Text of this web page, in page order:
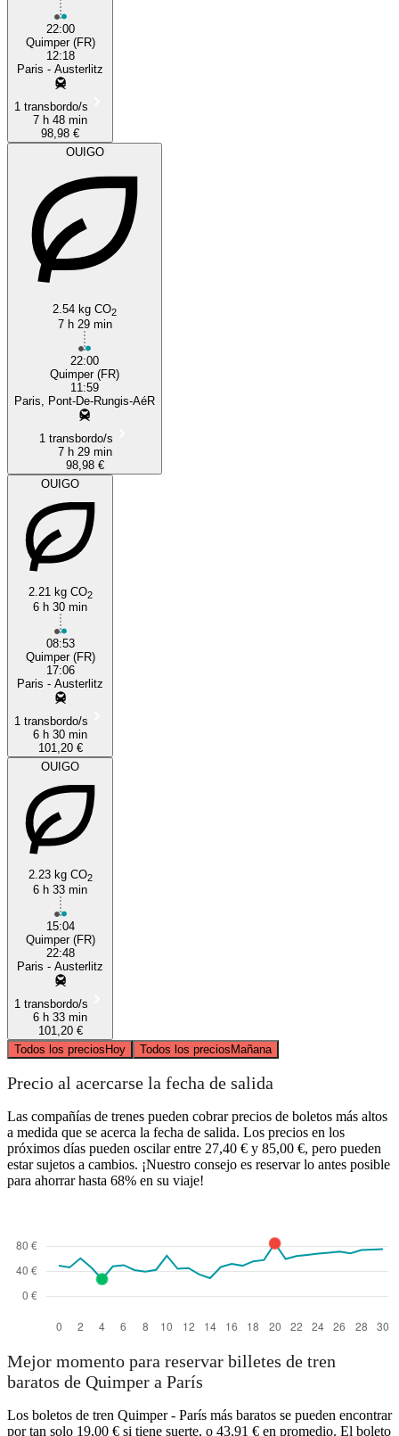
22:00
Quimper (FR)
12:18
Paris - Austerlitz
1 transbordo/s
7 h 48 min
98,98 €
OUIGO
2.54 kg CO2
7 h 29 min
22:00
Quimper (FR)
11:59
Paris, Pont-De-Rungis-AéR
1 transbordo/s
7 h 29 min
98,98 €
OUIGO
2.21 kg CO2
6 h 30 min
08:53
Quimper (FR)
17:06
Paris - Austerlitz
1 transbordo/s
6 h 30 min
101,20 €
OUIGO
2.23 kg CO2
6 h 33 min
15:04
Quimper (FR)
22:48
Paris - Austerlitz
1 transbordo/s
6 h 33 min
101,20 €
Todos los preciosHoy Todos los preciosMañana
Precio al acercarse la fecha de salida
Las compañías de trenes pueden cobrar precios de boletos más altos
a medida que se acerca la fecha de salida. Los precios en los
próximos días pueden oscilar entre 27,40 € y 85,00 €, pero pueden
estar sujetos a cambios. ¡Nuestro consejo es reservar lo antes posible
para ahorrar hasta 68% en su viaje!
Mejor momento para reservar billetes de tren
baratos de Quimper a París
Los boletos de tren Quimper - París más baratos se pueden encontrar
por tan solo 19,00 € si tiene suerte, o 43,91 € en promedio. El boleto